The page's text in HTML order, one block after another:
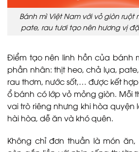
Bánh mì Việt Nam với vỏ giòn ruột
pate, rau tươi tạo nên hương vị
Điểm tạo nên linh hồn của bánh
phần nhân: thịt heo, chả lụa,
rau thơm, nước sốt,… được kết
ổ bánh có lớp vỏ mỏng giòn. Mỗi
vai trò riêng nhưng khi hòa quyện
hài hòa, dễ ăn và khó quên.
Không chỉ đơn thuần là món